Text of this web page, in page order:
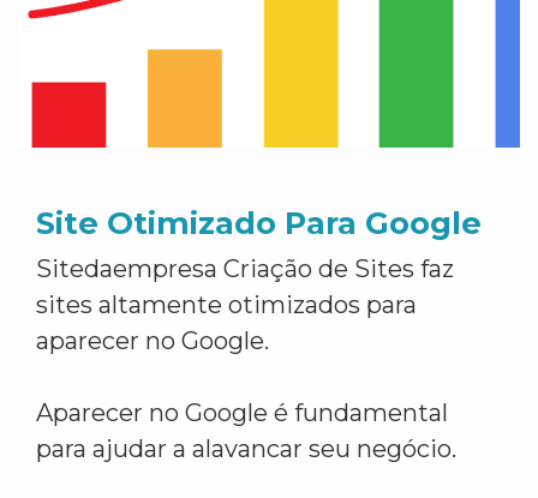
Site Otimizado Para Google
Sitedaempresa Criação de Sites faz
sites altamente otimizados para
aparecer no Google.
Aparecer no Google é fundamental
para ajudar a alavancar seu negócio.